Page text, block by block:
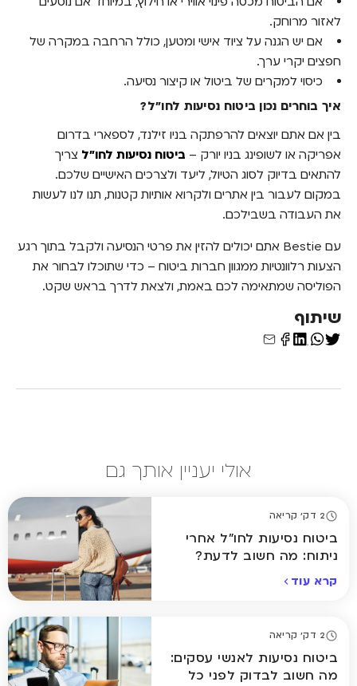
לאזור מרוחק.
אם יש הגנה על ציוד אישי ומטען, כולל הרחבה במקרה של
חפצים יקרי ערך.
כיסוי למקרים של ביטול או קיצור נסיעה.
איך בוחרים נכון ביטוח נסיעות לחו"ל?
בין אם אתם יוצאים להרפתקה בניו זילנד, לספארי בדרום
אפריקה או לשופינג בניו יורק – ביטוח נסיעות לחו"ל צריך
להתאים בדיוק לסוג הטיול, ליעד ולצרכים האישיים שלכם.
במקום לעבור בין אתרים ולקרוא אותיות קטנות, תנו לנו לעשות
את העבודה בשבילכם.
עם Bestie אתם יכולים להזין את פרטי הנסיעה ולקבל בתוך רגע
הצעות רלוונטיות ממגוון חברות ביטוח – כדי שתוכלו לבחור את
הפוליסה שמתאימה לכם באמת, ולצאת לדרך בראש שקט.
שיתוף
אולי יעניין אותך גם
2 דק' קריאה
ביטוח נסיעות לחו"ל אחרי
ניתוח: מה חשוב לדעת?
קרא עוד
2 דק' קריאה
ביטוח נסיעות לאנשי עסקים:
מה חשוב לבדוק לפני כל